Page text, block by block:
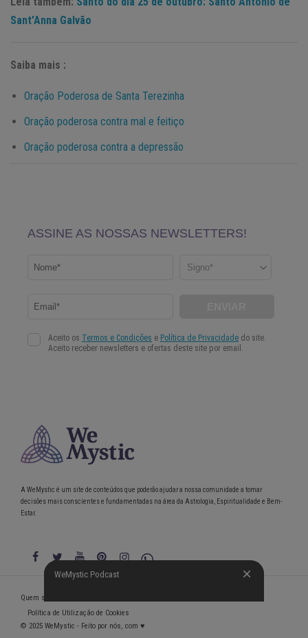
Sant’Anna Galvão
Saiba mais :
Oração Poderosa de Santa Terezinha
Oração poderosa contra mal e feitiço
Oração poderosa contra a depressão
WeMystic Podcast
A WeMystic é um site de conteúdos que poderão ajudar a nossa comunidade a tomar
decisões mais conscientes e fundamentadas na área da Astrologia, Espiritualidade e Bem-
Estar.
WeMystic Podcast
Quem somos
Política de Utilização de Cookies
© 2025 WeMystic - Feito por nós, com ♥